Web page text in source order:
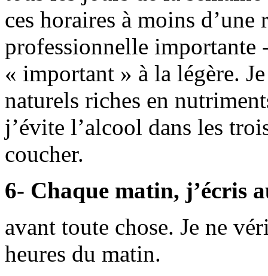
ces horaires à moins
professionnelle importante
« important » à la légère.
naturels riches en
j’évite l’alcool dans les
coucher.
6- Chaque matin, j’écris
avant toute chose. Je ne
heures du matin.